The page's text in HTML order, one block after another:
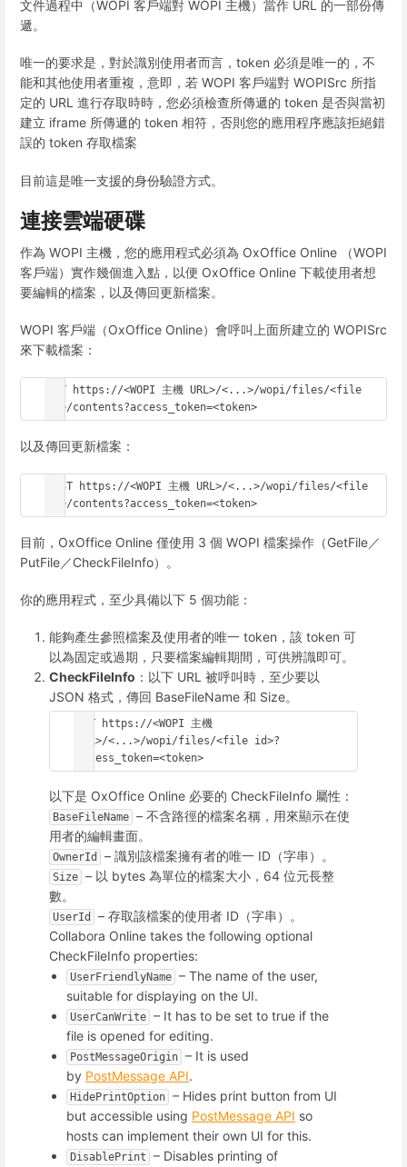
文件過程中（WOPI 客戶端對 WOPI 主機）當作 URL 的一部份傳
遞。
唯一的要求是，對於識別使用者而言，token 必須是唯一的，不
能和其他使用者重複，意即，若 WOPI 客戶端對 WOPISrc 所指
定的 URL 進行存取時時，您必須檢查所傳遞的 token 是否與當初
建立 iframe 所傳遞的 token 相符，否則您的應用程序應該拒絕錯
誤的 token 存取檔案
目前這是唯一支援的身份驗證方式。
連接雲端硬碟
作為 WOPI 主機，您的應用程式必須為 OxOffice Online （WOPI
客戶端）實作幾個進入點，以便 OxOffice Online 下載使用者想
要編輯的檔案，以及傳回更新檔案。
WOPI 客戶端（OxOffice Online）會呼叫上面所建立的 WOPISrc
來下載檔案：
GET https://<WOPI 主機 URL>/<...>/wopi/files/<file
id>/contents?access_token=<token>
以及傳回更新檔案：
POST https://<WOPI 主機 URL>/<...>/wopi/files/<file
id>/contents?access_token=<token>
目前，OxOffice Online 僅使用 3 個 WOPI 檔案操作（GetFile／
PutFile／CheckFileInfo）。
你的應用程式，至少具備以下 5 個功能：
能夠產生參照檔案及使用者的唯一 token，該 token 可
以為固定或過期，只要檔案編輯期間，可供辨識即可。
CheckFileInfo ：以下 URL 被呼叫時，至少要以
JSON 格式，傳回 BaseFileName 和 Size。
GET https://<WOPI 主機
URL>/<...>/wopi/files/<file id>?
access_token=<token>
以下是 OxOffice Online 必要的 CheckFileInfo 屬性：
BaseFileName – 不含路徑的檔案名稱，用來顯示在使
用者的編輯畫面。
OwnerId – 識別該檔案擁有者的唯一 ID（字串）。
Size – 以 bytes 為單位的檔案大小，64 位元長整
數。
UserId
– 存取該檔案的使用者 ID（字串）。
Collabora Online takes the following optional
CheckFileInfo properties:
UserFriendlyName – The name of the user,
suitable for displaying on the UI.
UserCanWrite – It has to be set to true if the
file is opened for editing.
PostMessageOrigin – It is used
by PostMessage API.
HidePrintOption – Hides print button from UI
but accessible using PostMessage API so
hosts can implement their own UI for this.
DisablePrint
– Disables printing of